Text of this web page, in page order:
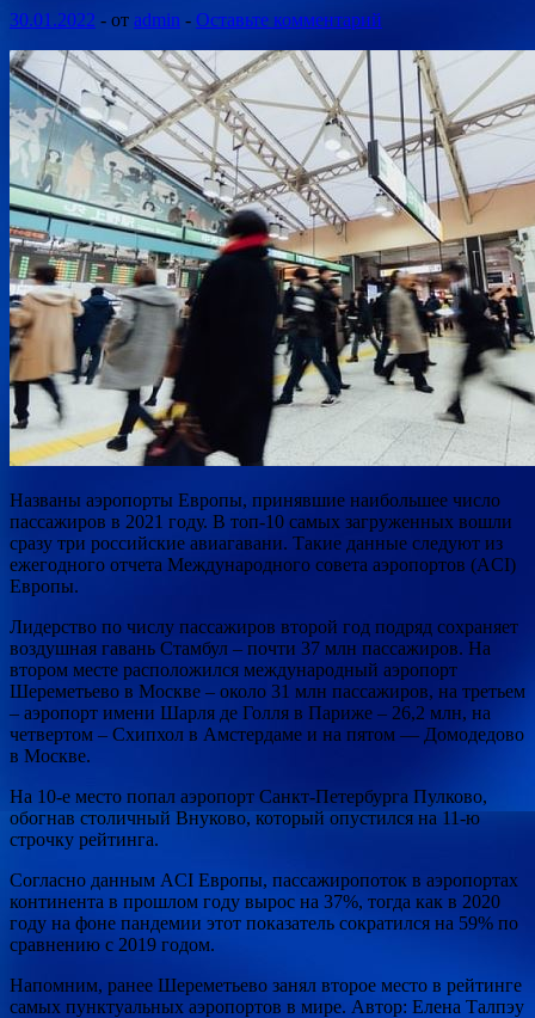
30.01.2022 - от admin - Оставьте комментарий
Названы аэропорты Европы, принявшие наибольшее число
пассажиров в 2021 году. В топ-10 самых загруженных вошли
сразу три российские авиагавани. Такие данные следуют из
ежегодного отчета Международного совета аэропортов (ACI)
Европы.
Лидерство по числу пассажиров второй год подряд сохраняет
воздушная гавань Стамбул – почти 37 млн пассажиров. На
втором месте расположился международный аэропорт
Шереметьево в Москве – около 31 млн пассажиров, на третьем
– аэропорт имени Шарля де Голля в Париже – 26,2 млн, на
четвертом – Схипхол в Амстердаме и на пятом — Домодедово
в Москве.
На 10-е место попал аэропорт Санкт-Петербурга Пулково,
обогнав столичный Внуково, который опустился на 11-ю
строчку рейтинга.
Согласно данным ACI Европы, пассажиропоток в аэропортах
континента в прошлом году вырос на 37%, тогда как в 2020
году на фоне пандемии этот показатель сократился на 59% по
сравнению с 2019 годом.
Напомним, ранее Шереметьево занял второе место в рейтинге
самых пунктуальных аэропортов в мире. Автор: Елена Талпэу